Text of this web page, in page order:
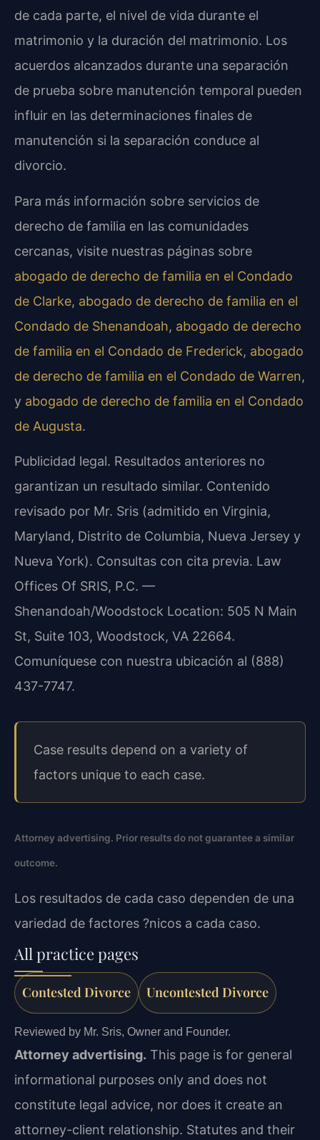
de cada parte, el nivel de vida durante el
matrimonio y la duración del matrimonio. Los
acuerdos alcanzados durante una separación
de prueba sobre manutención temporal pueden
influir en las determinaciones finales de
manutención si la separación conduce al
divorcio.
Para más información sobre servicios de
derecho de familia en las comunidades
cercanas, visite nuestras páginas sobre
abogado de derecho de familia en el Condado
de Clarke, abogado de derecho de familia en el
Condado de Shenandoah, abogado de derecho
de familia en el Condado de Frederick, abogado
de derecho de familia en el Condado de Warren,
y abogado de derecho de familia en el Condado
de Augusta.
Publicidad legal. Resultados anteriores no
garantizan un resultado similar. Contenido
revisado por Mr. Sris (admitido en Virginia,
Maryland, Distrito de Columbia, Nueva Jersey y
Nueva York). Consultas con cita previa. Law
Offices Of SRIS, P.C. —
Shenandoah/Woodstock Location: 505 N Main
St, Suite 103, Woodstock, VA 22664.
Comuníquese con nuestra ubicación al (888)
437-7747.
Case results depend on a variety of
factors unique to each case.
Attorney advertising. Prior results do not guarantee a similar
outcome.
Los resultados de cada caso dependen de una
variedad de factores ?nicos a cada caso.
All practice pages
Contested Divorce Uncontested Divorce
Reviewed by Mr. Sris, Owner and Founder.
Attorney advertising. This page is for general
informational purposes only and does not
constitute legal advice, nor does it create an
attorney-client relationship. Statutes and their